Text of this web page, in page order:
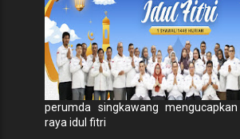
perumda singkawang
raya idul fitri